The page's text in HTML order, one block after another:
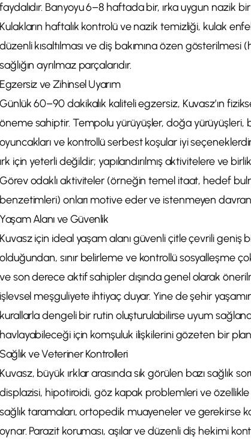
faydalıdır. Banyoyu 6–8 haftada bir, ırka uygun nazik
Kulakların haftalık kontrolü ve nazik temizliği, kulak
düzenli kısaltılması ve diş bakımına özen
sağlığın ayrılmaz parçalarıdır.
Egzersiz ve Zihinsel Uyarım
Günlük 60–90 dakikalık kaliteli egzersiz, Kuvasz’ın
öneme sahiptir. Tempolu yürüyüşler, doğa
oyuncakları ve kontrollü serbest koşular iyi
ırk için yeterli değildir; yapılandırılmış aktivitelere ve
Görev odaklı aktiviteler (örneğin temel itaat, hedef
benzetimleri) onları motive eder ve istenmeyen
Yaşam Alanı ve Güvenlik
Kuvasz için ideal yaşam alanı güvenli çitle çevrili geniş
olduğundan, sınır belirleme ve kontrollü sosyalleşme
ve son derece aktif sahipler dışında genel olarak
işlevsel meşguliyete ihtiyaç duyar. Yine de şehir
kurallarla dengeli bir rutin oluşturulabilirse uyum
havlayabileceği için komşuluk ilişkilerini gözeten bir
Sağlık ve Veteriner Kontrolleri
Kuvasz, büyük ırklar arasında sık görülen bazı sağlık
displazisi, hipotiroidi, göz kapak problemleri ve özellikle
sağlık taramaları, ortopedik muayeneler ve gerekirse
oynar. Parazit koruması, aşılar ve düzenli diş hekimi